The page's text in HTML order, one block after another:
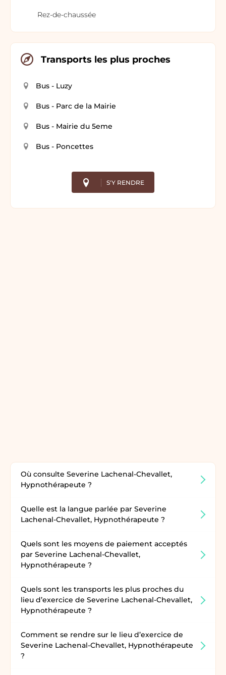
Rez-de-chaussée
Transports les plus proches
Bus - Luzy
Bus - Parc de la Mairie
Bus - Mairie du 5eme
Bus - Poncettes
S'Y RENDRE
Où consulte Severine Lachenal-Chevallet,
Hypnothérapeute ?
Quelle est la langue parlée par Severine
Lachenal-Chevallet, Hypnothérapeute ?
Quels sont les moyens de paiement acceptés
par Severine Lachenal-Chevallet,
Hypnothérapeute ?
Quels sont les transports les plus proches du
lieu d’exercice de Severine Lachenal-Chevallet,
Hypnothérapeute ?
Comment se rendre sur le lieu d’exercice de
Severine Lachenal-Chevallet, Hypnothérapeute
?